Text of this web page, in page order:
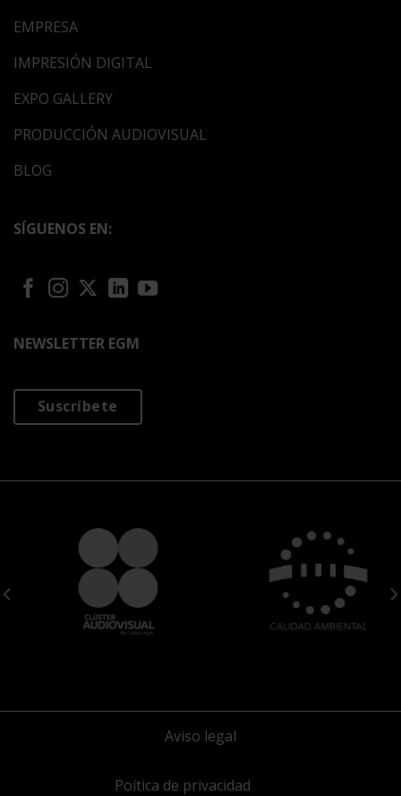
EMPRESA
IMPRESIÓN DIGITAL
EXPO GALLERY
PRODUCCIÓN AUDIOVISUAL
BLOG
SÍGUENOS EN:
NEWSLETTER EGM
Suscríbete
Aviso legal
Poítica de privacidad